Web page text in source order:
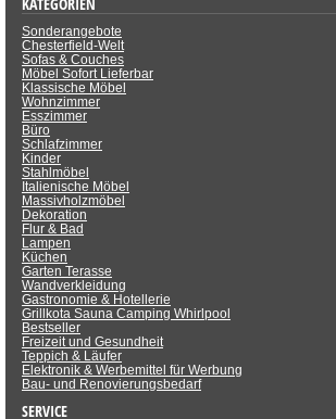
Sonderangebote
Chesterfield-Welt
Sofas & Couches
Möbel Sofort Lieferbar
Klassische Möbel
Wohnzimmer
Esszimmer
Büro
Schlafzimmer
Kinder
Stahlmöbel
Italienische Möbel
Massivholzmöbel
Dekoration
Flur & Bad
Lampen
Küchen
Garten Terasse
Wandverkleidung
Gastronomie & Hotellerie
Grillkota Sauna Camping Whirlpool
Bestseller
Freizeit und Gesundheit
Teppich & Läufer
Elektronik & Werbemittel für Werbung
Bau- und Renovierungsbedarf
SERVICE